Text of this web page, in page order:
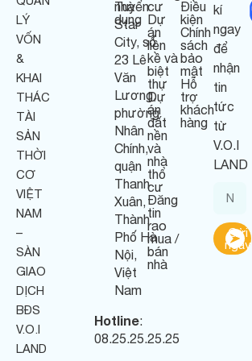
LÝ
VỐN
&
KHAI
THÁC
TÀI
SẢN
THỜI
CƠ
VIỆT
NAM
–
SÀN
GIAO
DỊCH
BĐS
V.O.I
LAND
nhà
Star
City, số
23 Lê
Văn
Lương,
phường
Nhân
Chính,
quận
Thanh
Xuân,
Thành
Phố Hà
Nội,
Việt
Nam
Hotline:
08.25.25.25.25
Tuyển
dụng
cư
Dự
án
liền
kề và
biệt
thự
Dự
án
đất
nền
và
nhà
thổ
cư
Đăng
tin
rao
mua /
bán
nhà
Điều
kiện
Chính
sách
bảo
mật
Hỗ
trợ
khách
hàng
kí
ngay
để
nhận
tin
tức
từ
V.O.I
LAND
Gửi
ngay